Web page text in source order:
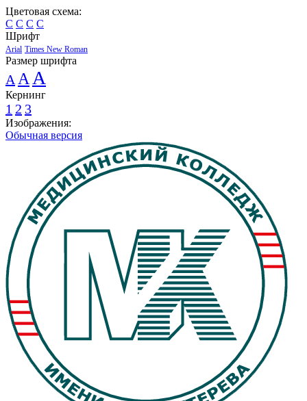
Цветовая схема:
C C C C
Шрифт
Arial Times New Roman
Размер шрифта
A A A
Кернинг
1 2 3
Изображения:
Обычная версия